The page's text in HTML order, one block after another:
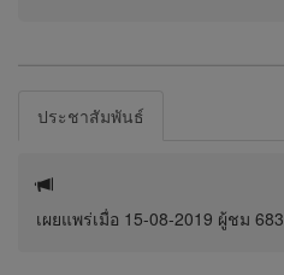
ประชาสัมพันธ์
เผยแพร่เมื่อ 15-08-2019 ผู้ชม 683